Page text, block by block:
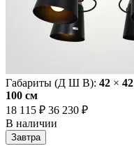
Габариты (Д Ш В): 42 × 42
100 cм
18 115 ₽ 36 230 ₽
В наличии
Завтра